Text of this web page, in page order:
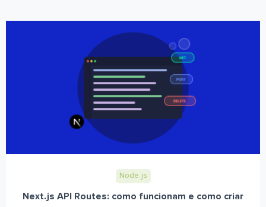
Node.js
Next.js API Routes: como funcionam e como criar